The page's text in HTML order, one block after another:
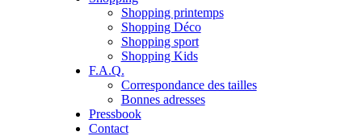
Shopping printemps
Shopping Déco
Shopping sport
Shopping Kids
F.A.Q.
Correspondance des tailles
Bonnes adresses
Pressbook
Contact